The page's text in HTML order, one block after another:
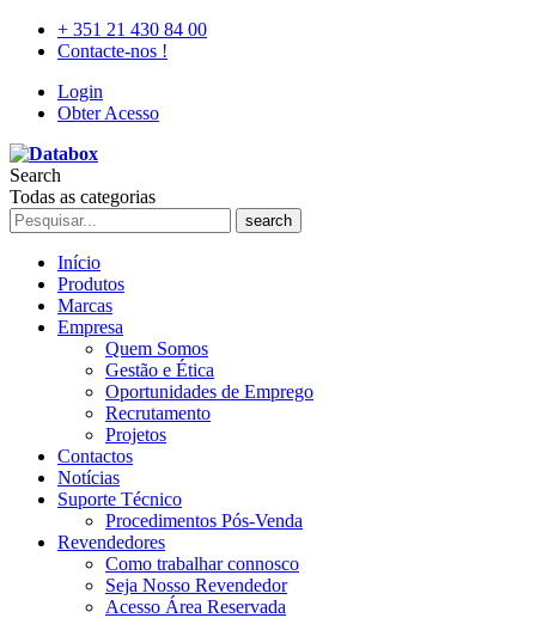
+ 351 21 430 84 00
Contacte-nos !
Login
Obter Acesso
Search
Todas as categorias
search
Início
Produtos
Marcas
Empresa
Quem Somos
Gestão e Ética
Oportunidades de Emprego
Recrutamento
Projetos
Contactos
Notícias
Suporte Técnico
Procedimentos Pós-Venda
Revendedores
Como trabalhar connosco
Seja Nosso Revendedor
Acesso Área Reservada